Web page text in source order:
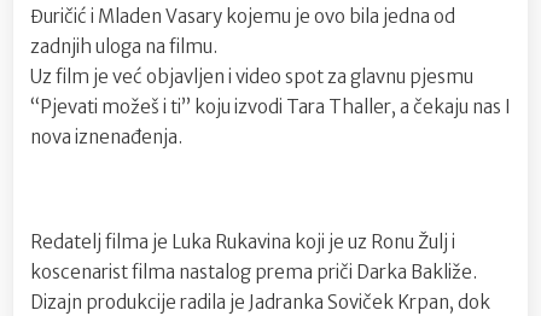
Đuričić i Mladen Vasary kojemu je ovo bila jedna od
zadnjih uloga na filmu.
Uz film je već objavljen i video spot za glavnu pjesmu
“Pjevati možeš i ti” koju izvodi Tara Thaller, a čekaju nas I
nova iznenađenja.
Redatelj filma je Luka Rukavina koji je uz Ronu Žulj i
koscenarist filma nastalog prema priči Darka Bakliže.
Dizajn produkcije radila je Jadranka Soviček Krpan, dok